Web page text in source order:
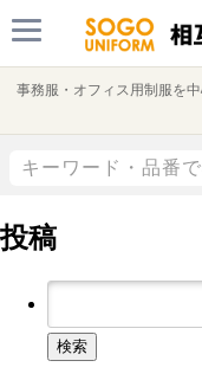
事務服・オフィス用制服を
投稿
検